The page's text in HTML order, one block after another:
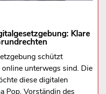
Klare
schützt
unterwegs sind. Die
diese digitalen
Pop, Vorständin des